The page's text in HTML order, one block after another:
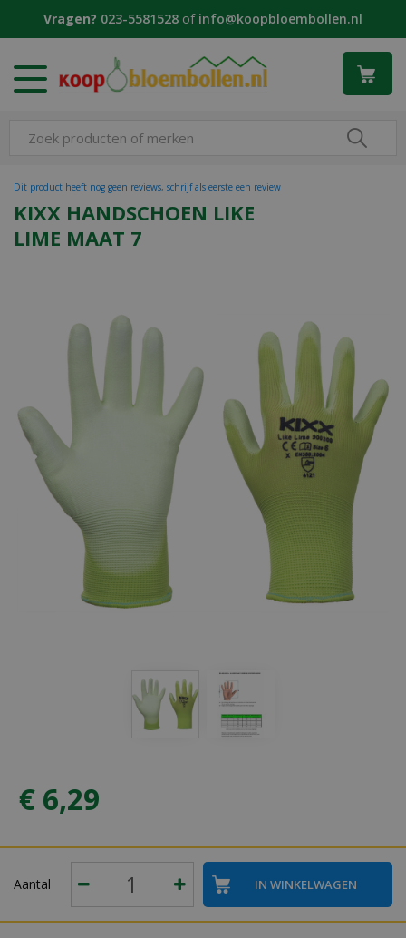
Vragen? 023-5581528 of info@koopbloembollen.nl
KIXX HANDSCHOEN LIKE
LIME MAAT 7
Dit product heeft nog geen reviews, schrijf als eerste een review
€ 6,29
Aantal